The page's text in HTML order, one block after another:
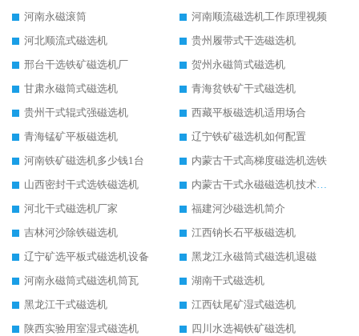
河南永磁滚筒
河南顺流磁选机工作原理视频
河北顺流式磁选机
贵州履带式干选磁选机
邢台干选铁矿磁选机厂
贺州永磁筒式磁选机
甘肃永磁筒式磁选机
青海贫铁矿干式磁选机
贵州干式辊式强磁选机
西藏平板磁选机适用场合
青海锰矿平板磁选机
辽宁铁矿磁选机如何配置
河南铁矿磁选机多少钱1台
内蒙古干式高梯度磁选机选铁
山西密封干式选铁磁选机
内蒙古干式永磁磁选机技术要求
河北干式磁选机厂家
福建河沙磁选机简介
吉林河沙除铁磁选机
江西钠长石平板磁选机
辽宁矿选平板式磁选机设备
黑龙江永磁筒式磁选机退磁
河南永磁筒式磁选机筒瓦
湖南干式磁选机
黑龙江干式磁选机
江西钛尾矿湿式磁选机
陕西实验用室湿式磁选机
四川水选褐铁矿磁选机